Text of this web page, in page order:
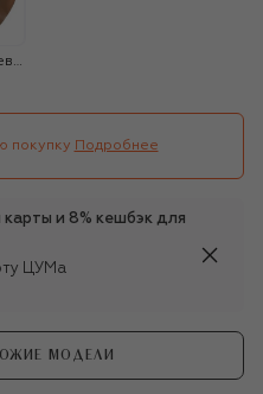
Коричневый
покупку Подробнее
и 8% кешбэк для
ЦУМа
МОДЕЛИ